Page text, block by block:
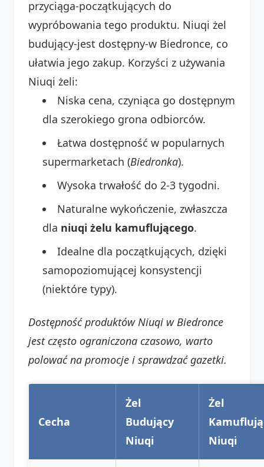
przyciąga-początkujących do
wypróbowania tego produktu. Niuqi żel
budujący-jest dostępny-w Biedronce, co
ułatwia jego zakup. Korzyści z używania
Niuqi żeli:
Niska cena, czyniąca go dostępnym
dla szerokiego grona odbiorców.
Łatwa dostępność w popularnych
supermarketach (Biedronka).
Wysoka trwałość do 2-3 tygodni.
Naturalne wykończenie, zwłaszcza
dla niuqi żelu kamuflującego.
Idealne dla początkujących, dzięki
samopoziomującej konsystencji
(niektóre typy).
Dostępność produktów Niuqi w Biedronce
jest często ograniczona czasowo, warto
polować na promocje i sprawdzać gazetki.
Cecha
Żel
Budujący
Niuqi
Żel
Niuqi